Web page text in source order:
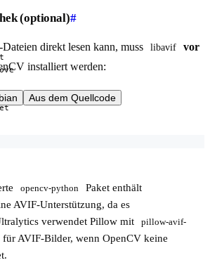
(optional)#
direkt lesen kann, muss libavif
vor
installiert werden:
Aus dem Quellcode
opencv-python
Paket enthält
AVIF-Unterstützung, da es
verwendet Pillow mit
pillow-avif-
AVIF-Bilder, wenn OpenCV keine